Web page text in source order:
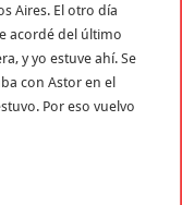
Aires. El otro día
acordé del último
y yo estuve ahí. Se
con Astor en el
Por eso vuelvo